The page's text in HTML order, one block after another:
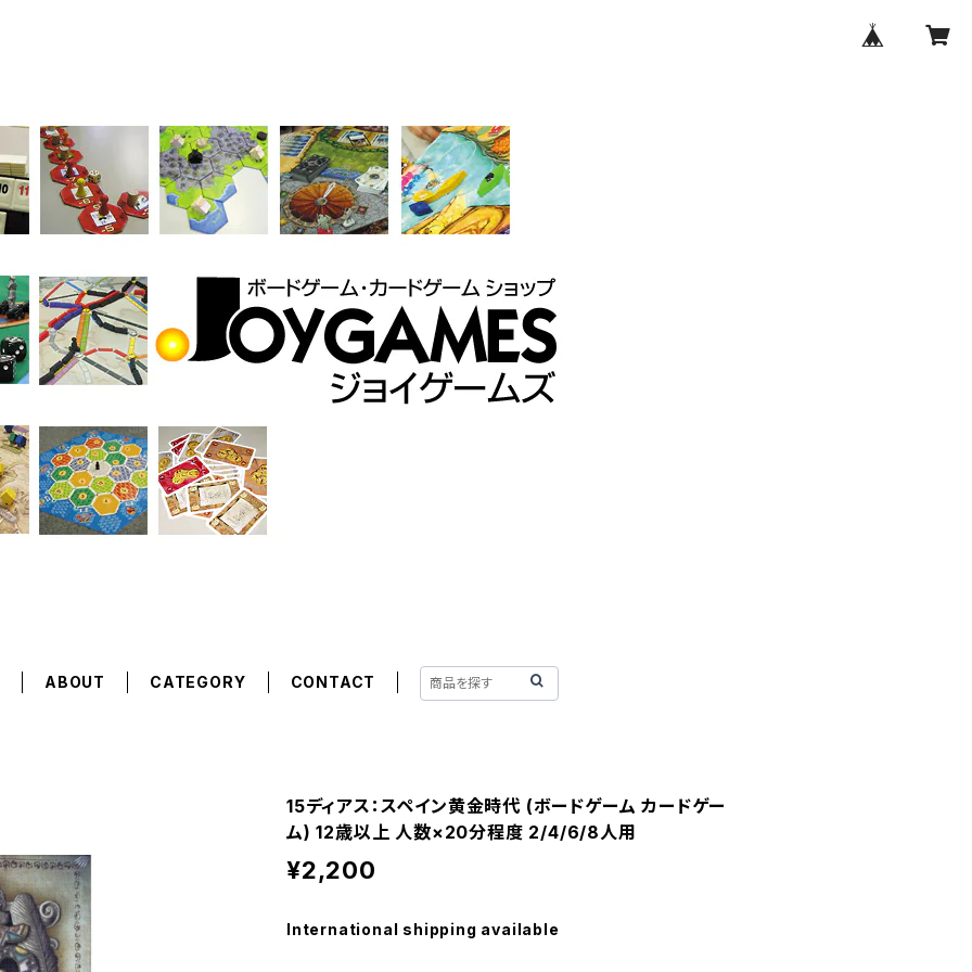
ABOUT CATEGORY CONTACT
15ディアス：スペイン黄金時代 (ボードゲーム カードゲー
ム) 12歳以上 人数×20分程度 2/4/6/8人用
¥2,200
International shipping available